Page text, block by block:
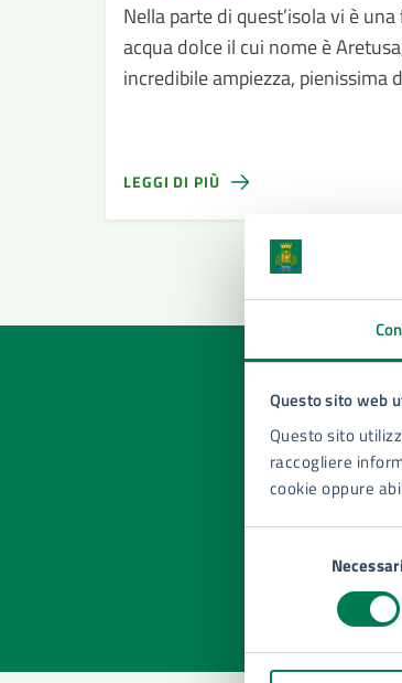
Questo sito web
Questo sito
raccogliere
cookie oppure
Necessari
Nella parte di quest’isola vi è
acqua dolce il cui nome è
incredibile ampiezza, pienissima
muro in pietra.
LEGGI DI PIÙ